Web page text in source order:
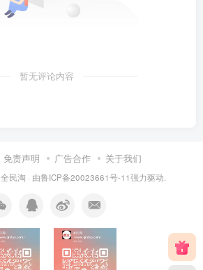
暂无评论内容
免责声明 广告合作 关于我们
全民淘 · 由鲁ICP备20023661号-11强力驱动.